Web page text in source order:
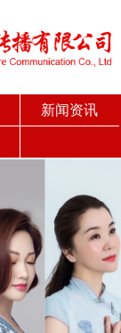
新闻资讯